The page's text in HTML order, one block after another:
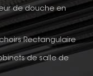
de douche en
Rectangulaire
de salle de